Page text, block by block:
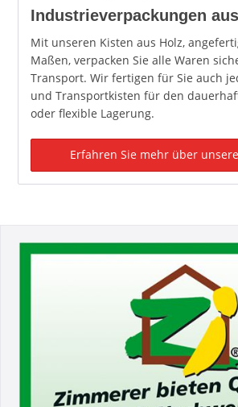
Industrieverpackungen
Mit unseren Kisten aus Holz,
Maßen, verpacken Sie alle Waren
Transport. Wir fertigen für Sie auch
und Transportkisten für den
oder flexible Lagerung.
Erfahren Sie mehr über